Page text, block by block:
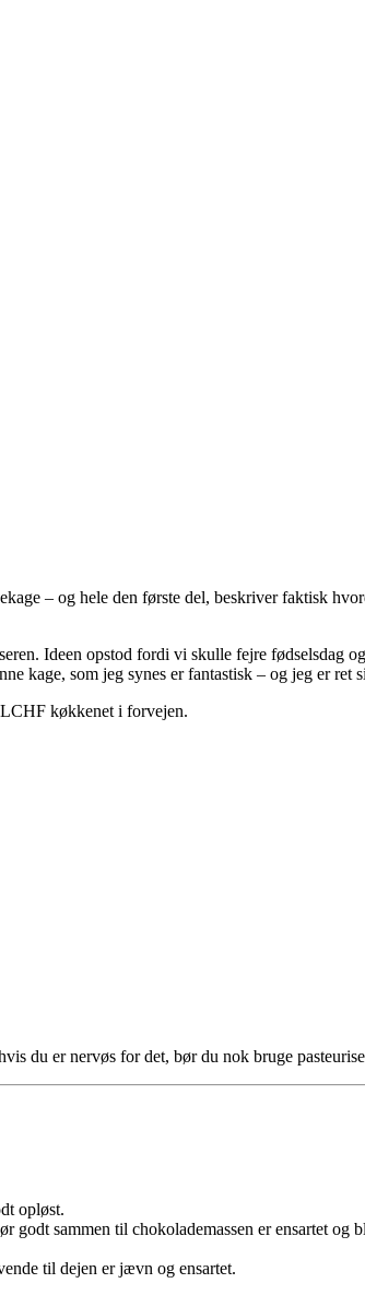
– og hele den første del, beskriver faktisk
Ideen opstod fordi vi skulle fejre
kage, som jeg synes er fantastisk – og jeg er
køkkenet i forvejen.
du er nervøs for det, bør du nok bruge
opløst.
sammen til chokolademassen er ensartet og
til dejen er jævn og ensartet.